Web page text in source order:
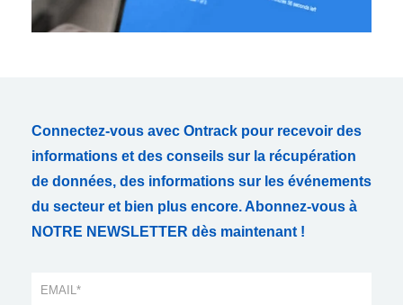
Connectez-vous avec Ontrack pour recevoir des
informations et des conseils sur la récupération
de données, des informations sur les événements
du secteur et bien plus encore. Abonnez-vous à
NOTRE NEWSLETTER dès maintenant !